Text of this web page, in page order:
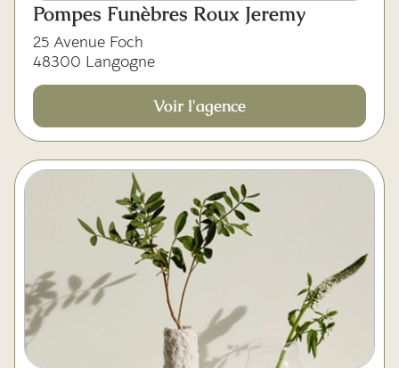
Pompes Funèbres Roux Jeremy
25 Avenue Foch
48300 Langogne
Voir l'agence